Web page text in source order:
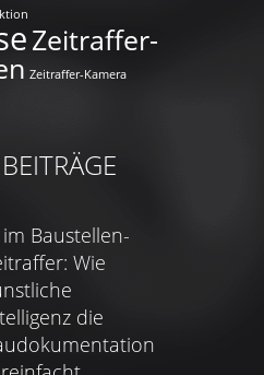
Zeitraffer-
Zeitraffer-Kamera
im Baustellen-
Wie
die